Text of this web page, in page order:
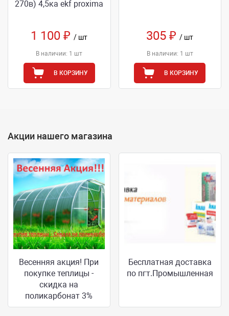
270в) 4,5ка ekf proxima
1 100 ₽/ шт
В наличии: 1 шт
В КОРЗИНУ
305 ₽/ шт
В наличии: 1 шт
В КОРЗИНУ
Акции нашего магазина
Весенняя акция! При
покупке теплицы -
скидка на
поликарбонат 3%
Бесплатная доставка
по пгт.Промышленная